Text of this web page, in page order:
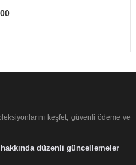
keşfet, güvenli ödeme ve
düzenli güncellemeler